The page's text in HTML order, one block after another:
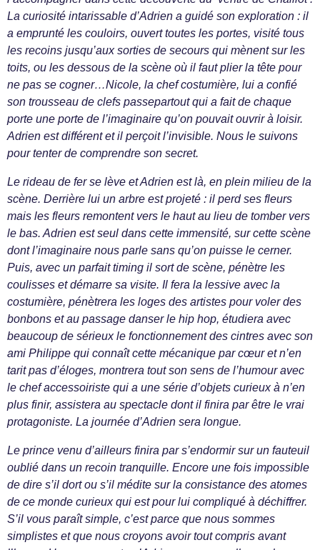
La curiosité intarissable d’Adrien a guidé son exploration : il
a emprunté les couloirs, ouvert toutes les portes, visité tous
les recoins jusqu’aux sorties de secours qui mènent sur les
toits, ou les dessous de la scène où il faut plier la tête pour
ne pas se cogner…Nicole, la chef costumière, lui a confié
son trousseau de clefs passepartout qui a fait de chaque
porte une porte de l’imaginaire qu’on pouvait ouvrir à loisir.
Adrien est différent et il perçoit l’invisible. Nous le suivons
pour tenter de comprendre son secret.
Le rideau de fer se lève et Adrien est là, en plein milieu de la
scène. Derrière lui un arbre est projeté : il perd ses fleurs
mais les fleurs remontent vers le haut au lieu de tomber vers
le bas. Adrien est seul dans cette immensité, sur cette scène
dont l’imaginaire nous parle sans qu’on puisse le cerner.
Puis, avec un parfait timing il sort de scène, pénètre les
coulisses et démarre sa visite. Il fera la lessive avec la
costumière, pénètrera les loges des artistes pour voler des
bonbons et au passage danser le hip hop, étudiera avec
beaucoup de sérieux le fonctionnement des cintres avec son
ami Philippe qui connaît cette mécanique par cœur et n’en
tarit pas d’éloges, montrera tout son sens de l’humour avec
le chef accessoiriste qui a une série d’objets curieux à n’en
plus finir, assistera au spectacle dont il finira par être le vrai
protagoniste. La journée d’Adrien sera longue.
Le prince venu d’ailleurs finira par s’endormir sur un fauteuil
oublié dans un recoin tranquille. Encore une fois impossible
de dire s’il dort ou s’il médite sur la consistance des atomes
de ce monde curieux qui est pour lui compliqué à déchiffrer.
S’il vous paraît simple, c’est parce que nous sommes
simplistes et que nous croyons avoir tout compris avant